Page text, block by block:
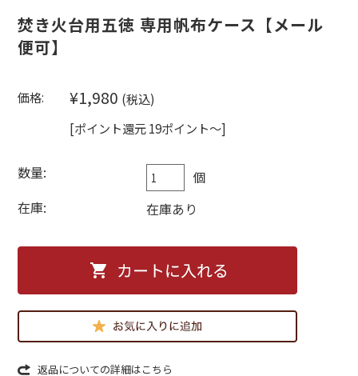
焚き火台用五徳 専用帆布ケース【メール
便可】
価格: ¥1,980 (税込)
[ポイント還元 19ポイント～]
数量:
個
在庫:
在庫あり
返品についての詳細はこちら